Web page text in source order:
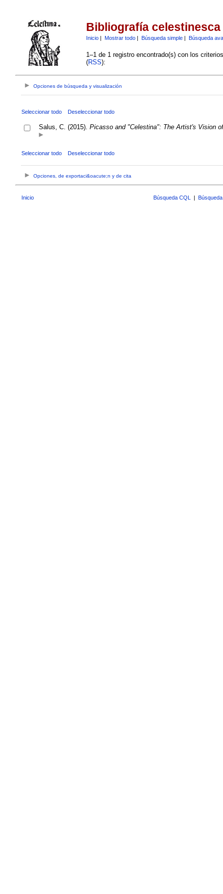
Bibliografía celestinesca
Inicio| Mostrar todo| Búsqueda simple| Búsqueda
1–1 de 1 registro encontrado(s) con los
(RSS):
Opciones de búsqueda y visualización
Seleccionar todo Deseleccionar todo
Salus, C. (2015). Picasso and "Celestina": The Artist's Vision
Seleccionar todo Deseleccionar todo
Opciones, de exportaci&oacute;n y de cita
Inicio Búsqueda CQL |